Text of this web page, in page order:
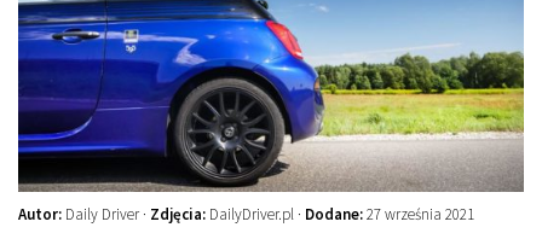
Przelicznik mocy
Auto z niemiec
Galerie
Autor: Daily Driver · Zdjęcia: DailyDriver.pl · Dodane:27 września 2021